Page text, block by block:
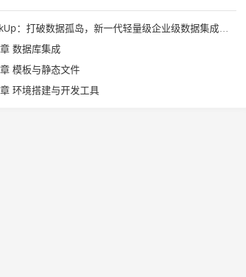
：打破数据孤岛，新一代轻量级企业级数据集成平台深度解析
数据库集成
模板与静态文件
环境搭建与开发工具